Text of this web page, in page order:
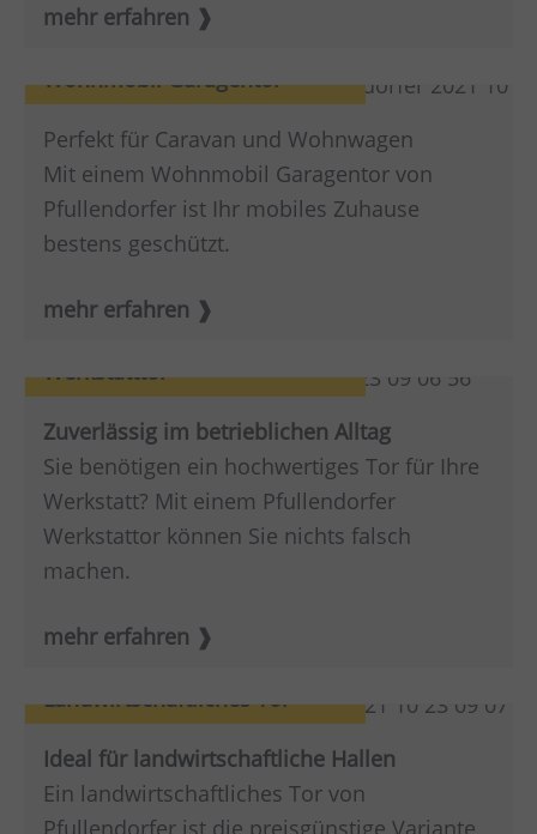
mehr erfahren
Wohnmobil Garagentor
Perfekt für Caravan und Wohnwagen
Mit einem Wohnmobil Garagentor von
Pfullendorfer ist Ihr mobiles Zuhause
bestens geschützt.
mehr erfahren
Werkstatttor
Zuverlässig im betrieblichen Alltag
Sie benötigen ein hochwertiges Tor für Ihre
Werkstatt? Mit einem Pfullendorfer
Werkstattor können Sie nichts falsch
machen.
mehr erfahren
Landwirtschaftliches Tor
Ideal für landwirtschaftliche Hallen
Ein landwirtschaftliches Tor von
Pfullendorfer ist die preisgünstige Variante